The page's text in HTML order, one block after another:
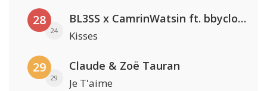
28
24
BL3SS x CamrinWatsin ft. bbyclose
Kisses
29
29
Claude & Zoë Tauran
Je T'aime